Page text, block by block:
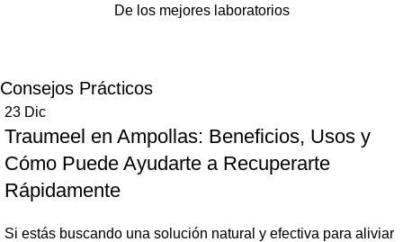
De los mejores laboratorios
Consejos Prácticos
23 Dic
Traumeel en Ampollas: Beneficios, Usos y
Cómo Puede Ayudarte a Recuperarte
Rápidamente
Si estás buscando una solución natural y efectiva para aliviar